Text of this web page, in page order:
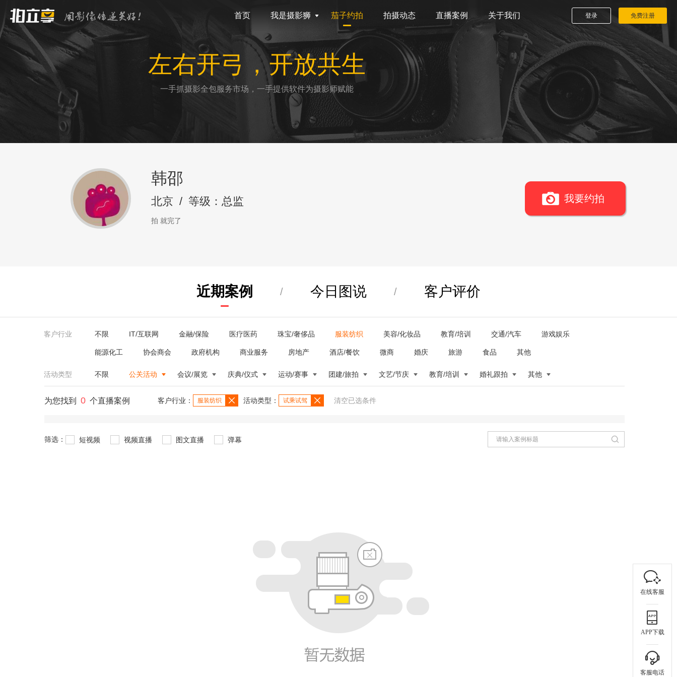
首页 我是摄影狮 茄子约拍 拍摄动态 直播案例 关于我们 登录 免费注册
左右开弓，开放共生
一手抓摄影全包服务市场，一手提供软件为摄影师赋能
韩邵
北京 / 等级：总监
拍 就完了
我要约拍
近期案例 / 今日图说 / 客户评价
客户行业 不限 IT/互联网 金融/保险 医疗医药 珠宝/奢侈品 服装纺织 美容/化妆品 教育/培训 交通/汽车 游戏娱乐
能源化工 协会商会 政府机构 商业服务 房地产 酒店/餐饮 微商 婚庆 旅游 食品 其他
活动类型 不限 公关活动 会议/展览 庆典/仪式 运动/赛事 团建/旅拍 文艺/节庆 教育/培训 婚礼跟拍 其他
为您找到 0 个直播案例 客户行业： 服装纺织 活动类型： 试乘试驾 清空已选条件
筛选： 短视频 视频直播 图文直播 弹幕
在线客服
APP下载
客服电话